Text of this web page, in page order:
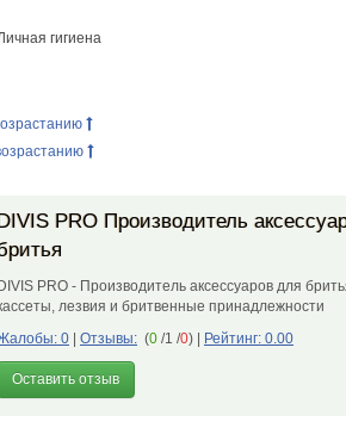
гигиена
PRO Производитель
DIVIS PRO - Производитель аксессуаров для
лезвия и бритвенные принадлежности
0
Отзывы: (0 /1 /0) Рейтинг: 0.00
Оставить отзыв